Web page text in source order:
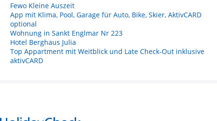
Fewo Kleine Auszeit
App mit Klima, Pool, Garage für Auto, Bike, Skier, AktivCARD
optional
Wohnung in Sankt Englmar Nr 223
Hotel Berghaus Julia
Top Appartment mit Weitblick und Late Check-Out inklusive
aktivCARD